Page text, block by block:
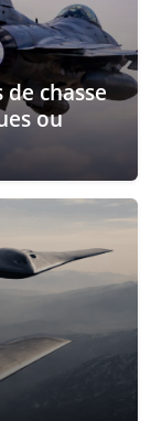
chasse
ou